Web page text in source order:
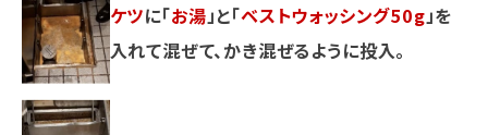
ケツに「お湯」と「ベストウォッシング50g」を
入れて混ぜて、かき混ぜるように投入。